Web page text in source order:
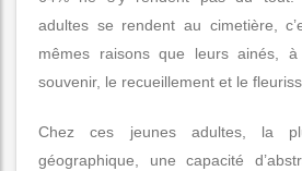
adultes se rendent au cimetière,
mêmes raisons que leurs ainés, à
souvenir, le recueillement et le
Chez ces jeunes adultes, la
géographique, une capacité